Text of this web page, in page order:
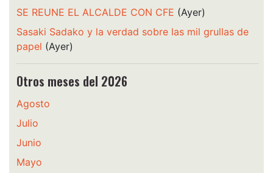
SE REUNE EL ALCALDE CON CFE (Ayer)
Sasaki Sadako y la verdad sobre las mil grullas de
papel (Ayer)
Otros meses del 2026
Agosto
Julio
Junio
Mayo